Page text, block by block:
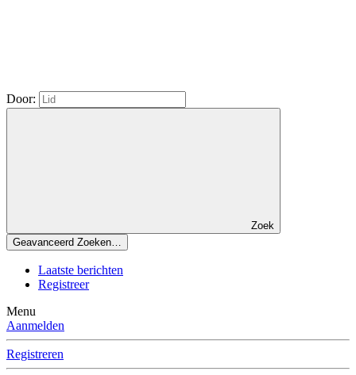
Door:
Zoek
Geavanceerd Zoeken…
Laatste berichten
Registreer
Menu
Aanmelden
Registreren